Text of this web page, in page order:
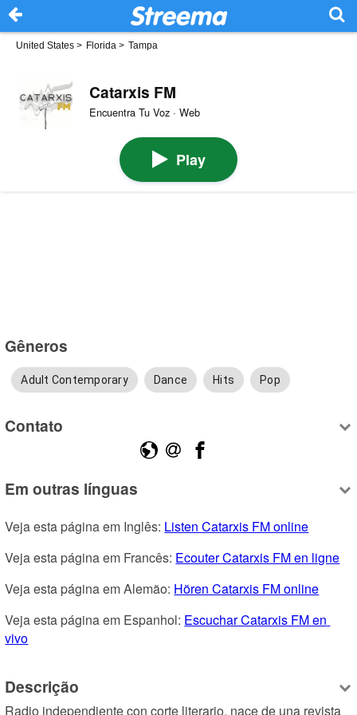
United States > Florida > Tampa
Catarxis FM
Encuentra Tu Voz · Web
Play
Gêneros
Adult Contemporary Dance Hits Pop
Contato
Em outras línguas
Veja esta página em Inglês: Listen Catarxis FM online
Veja esta página em Francês: Ecouter Catarxis FM en ligne
Veja esta página em Alemão: Hören Catarxis FM online
Veja esta página em Espanhol: Escuchar Catarxis FM en
vivo
Descrição
Radio independiente con corte literario, nace de una revista